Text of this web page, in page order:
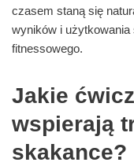
czasem staną się
wyników i
fitnessowego.
Jakie
wspierają
skakance?